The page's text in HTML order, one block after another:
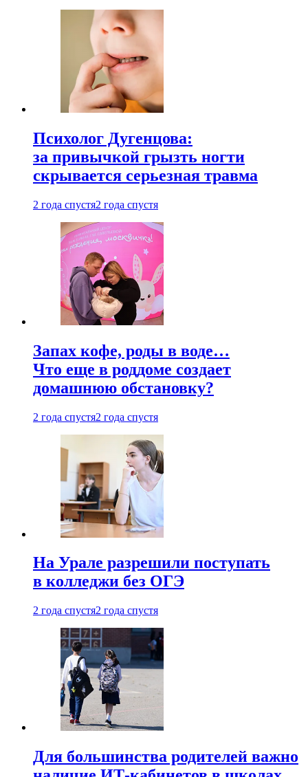
Психолог Дугенцова:
за привычкой грызть ногти
скрывается серьезная травма
2 года спустя2 года спустя
Запах кофе, роды в воде…
Что еще в роддоме создает
домашнюю обстановку?
2 года спустя2 года спустя
На Урале разрешили поступать
в колледжи без ОГЭ
2 года спустя2 года спустя
Для большинства родителей важно